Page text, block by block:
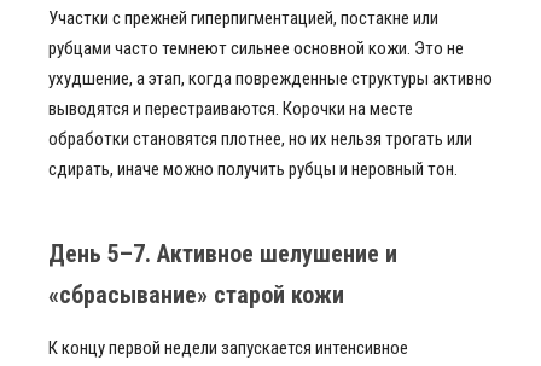
Участки с прежней гиперпигментацией, постакне или
рубцами часто темнеют сильнее основной кожи. Это не
ухудшение, а этап, когда поврежденные структуры активно
выводятся и перестраиваются. Корочки на месте
обработки становятся плотнее, но их нельзя трогать или
сдирать, иначе можно получить рубцы и неровный тон.
День 5–7. Активное шелушение и
«сбрасывание» старой кожи
К концу первой недели запускается интенсивное